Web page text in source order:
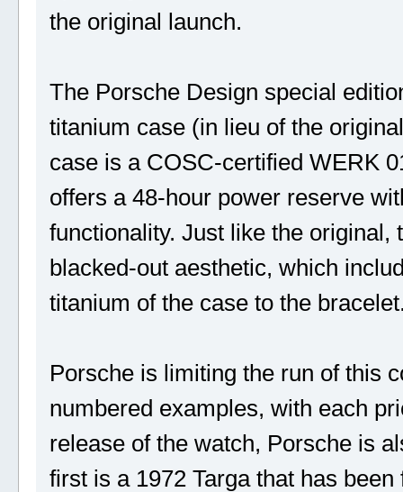
the original launch.
The Porsche Design special
titanium case (in lieu of the
case is a COSC-certified WERK
offers a 48-hour power reserve
functionality. Just like the original,
blacked-out aesthetic, which
titanium of the case to the
Porsche is limiting the run of this
numbered examples, with each
release of the watch, Porsche is
first is a 1972 Targa that has